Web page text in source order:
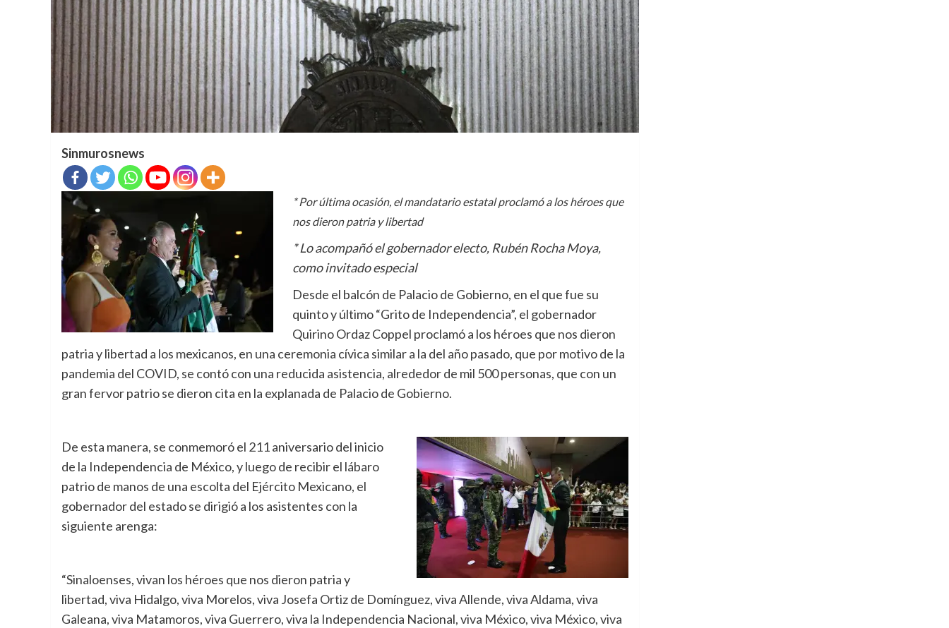
Sinmurosnews
* Por última ocasión, el mandatario estatal proclamó a los héroes que
nos dieron patria y libertad
* Lo acompañó el gobernador electo, Rubén Rocha Moya,
como invitado especial
Desde el balcón de Palacio de Gobierno, en el que fue su
quinto y último “Grito de Independencia”, el gobernador
Quirino Ordaz Coppel proclamó a los héroes que nos dieron
patria y libertad a los mexicanos, en una ceremonia cívica similar a la del año pasado, que por motivo de la
pandemia del COVID, se contó con una reducida asistencia, alrededor de mil 500 personas, que con un
gran fervor patrio se dieron cita en la explanada de Palacio de Gobierno.
De esta manera, se conmemoró el 211 aniversario del inicio
de la Independencia de México, y luego de recibir el lábaro
patrio de manos de una escolta del Ejército Mexicano, el
gobernador del estado se dirigió a los asistentes con la
siguiente arenga:
“Sinaloenses, vivan los héroes que nos dieron patria y
libertad, viva Hidalgo, viva Morelos, viva Josefa Ortiz de Domínguez, viva Allende, viva Aldama, viva
Galeana, viva Matamoros, viva Guerrero, viva la Independencia Nacional, viva México, viva México, viva